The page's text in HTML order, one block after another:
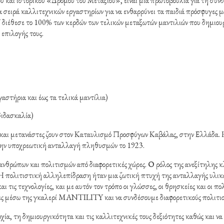
καλλιτεχνικών εργαστηρίων για να ενθαρρύνει τα παιδιά πρόσφυγες
το 100% των κερδών των τελικών μεταξωτών μαντιλιών που
τους.
και έως τα τελικά μαντίλια)
μετανάστες ζουν στον Καταυλισμό Προσφύγων Καβάλας, στην Ελλάδα.
υποχρεωτική ανταλλαγή πληθυσμών το 1923.
και πολιτισμών από διαφορετικές χώρες. Ο ρόλος της
πολιτιστική αλληλεπίδραση ήταν μια ζωτική πτυχή της ανταλλαγής
τις τεχνολογίες, και με αυτόν τον τρόπο οι γλώσσες, οι θρησκείες και
μέσω της γκαλερί MANTILITY και να συνδέσουμε διαφορετικούς
τη δημιουργικότητα και τις καλλιτεχνικές τους δεξιότητες καθώς και